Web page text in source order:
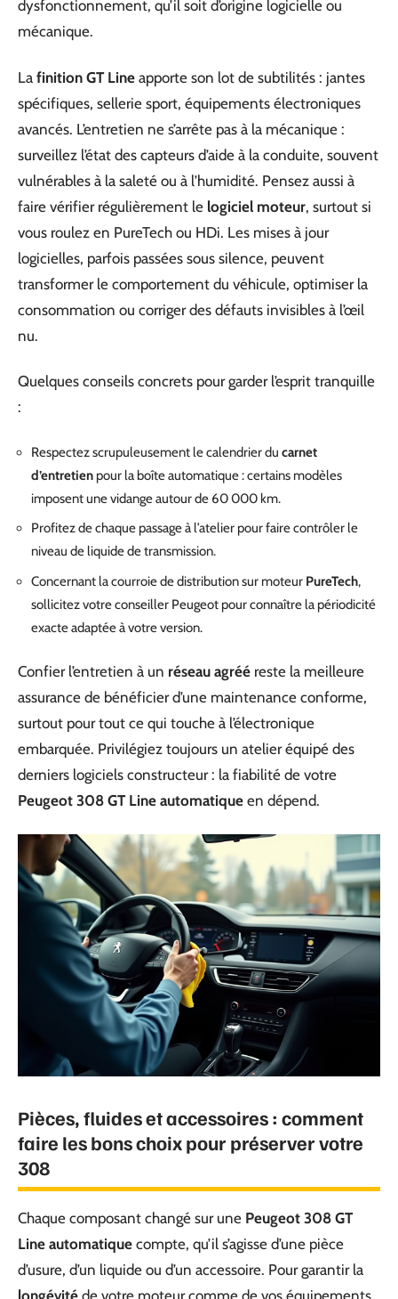
dysfonctionnement, qu’il soit d’origine logicielle ou
mécanique.
La finition GT Line apporte son lot de subtilités : jantes
spécifiques, sellerie sport, équipements électroniques
avancés. L’entretien ne s’arrête pas à la mécanique :
surveillez l’état des capteurs d’aide à la conduite, souvent
vulnérables à la saleté ou à l’humidité. Pensez aussi à
faire vérifier régulièrement le logiciel moteur, surtout si
vous roulez en PureTech ou HDi. Les mises à jour
logicielles, parfois passées sous silence, peuvent
transformer le comportement du véhicule, optimiser la
consommation ou corriger des défauts invisibles à l’œil
nu.
Quelques conseils concrets pour garder l’esprit tranquille
:
Respectez scrupuleusement le calendrier du carnet
d’entretien pour la boîte automatique : certains modèles
imposent une vidange autour de 60 000 km.
Profitez de chaque passage à l’atelier pour faire contrôler le
niveau de liquide de transmission.
Concernant la courroie de distribution sur moteur PureTech,
sollicitez votre conseiller Peugeot pour connaître la périodicité
exacte adaptée à votre version.
Confier l’entretien à un réseau agréé reste la meilleure
assurance de bénéficier d’une maintenance conforme,
surtout pour tout ce qui touche à l’électronique
embarquée. Privilégiez toujours un atelier équipé des
derniers logiciels constructeur : la fiabilité de votre
Peugeot 308 GT Line automatique en dépend.
Pièces, fluides et accessoires : comment
faire les bons choix pour préserver votre
308
Chaque composant changé sur une Peugeot 308 GT
Line automatique compte, qu’il s’agisse d’une pièce
d’usure, d’un liquide ou d’un accessoire. Pour garantir la
longévité de votre moteur comme de vos équipements